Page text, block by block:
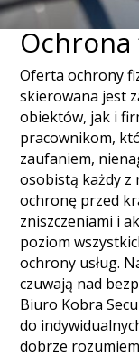
Ochrona
Oferta ochrony
skierowana jest
obiektów, jak i
pracownikom,
zaufaniem,
osobistą każdy z
ochronę przed
zniszczeniami i
poziom
ochrony usług.
czuwają nad
Biuro Kobra
do
dobrze